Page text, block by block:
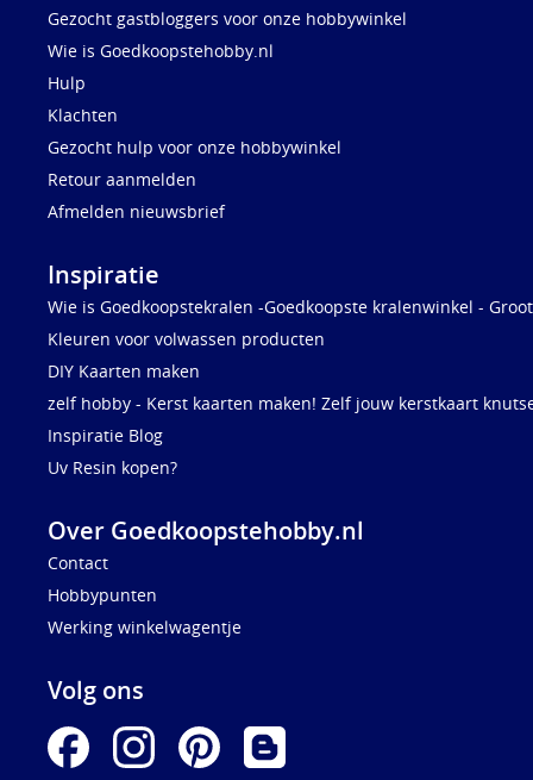
Gezocht gastbloggers voor onze hobbywinkel
Wie is Goedkoopstehobby.nl
Hulp
Klachten
Gezocht hulp voor onze hobbywinkel
Retour aanmelden
Afmelden nieuwsbrief
Inspiratie
Wie is Goedkoopstekralen -Goedkoopste kralenwinkel -
Kleuren voor volwassen producten
DIY Kaarten maken
zelf hobby - Kerst kaarten maken! Zelf jouw kerstkaart
Inspiratie Blog
Uv Resin kopen?
Over Goedkoopstehobby.nl
Contact
Hobbypunten
Werking winkelwagentje
Volg ons